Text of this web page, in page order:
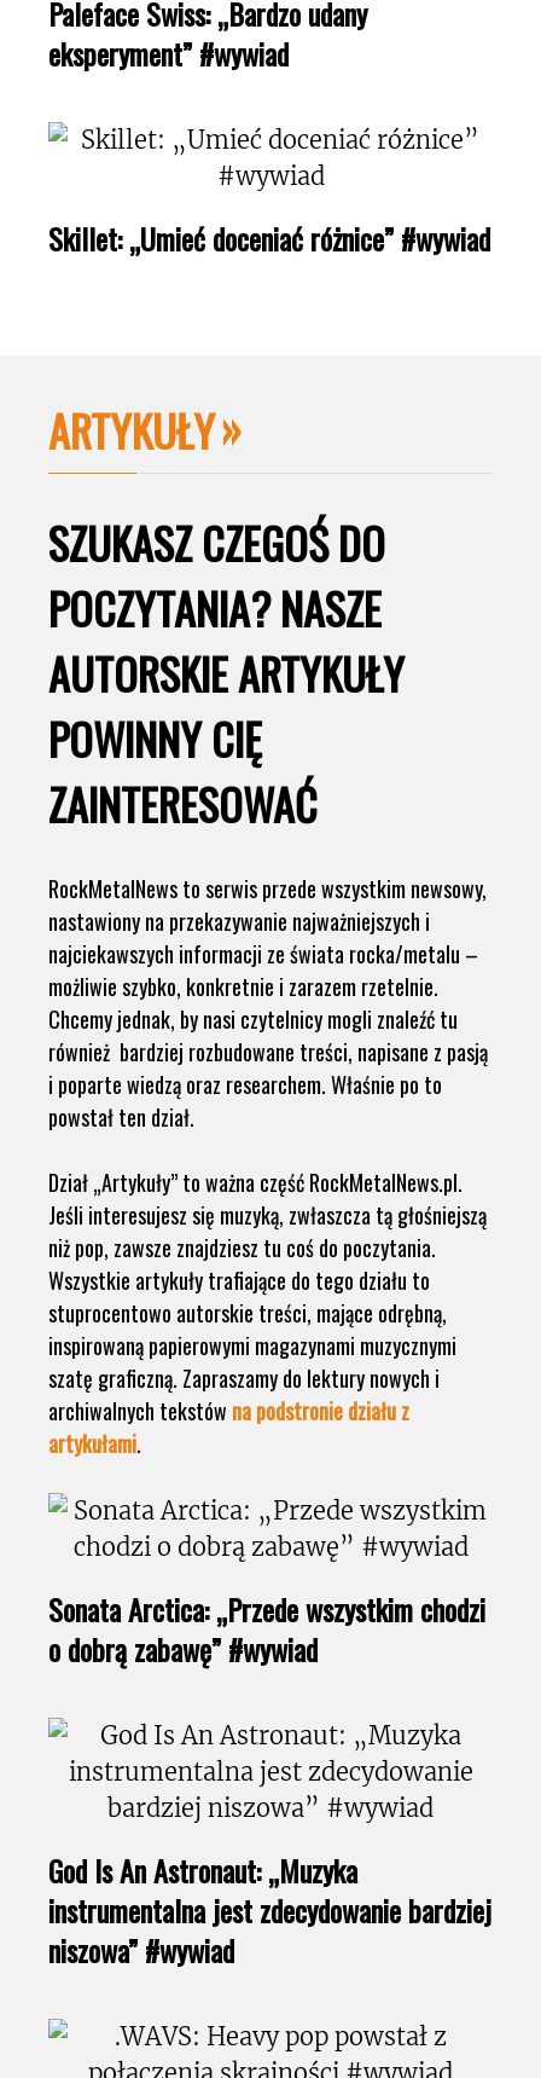
Paleface Swiss: „Bardzo udany
eksperyment” #wywiad
Skillet: „Umieć doceniać różnice” #wywiad
ARTYKUŁY
SZUKASZ CZEGOŚ DO
POCZYTANIA? NASZE
AUTORSKIE ARTYKUŁY
POWINNY CIĘ
ZAINTERESOWAĆ
RockMetalNews to serwis przede wszystkim newsowy,
nastawiony na przekazywanie najważniejszych i
najciekawszych informacji ze świata rocka/metalu –
możliwie szybko, konkretnie i zarazem rzetelnie.
Chcemy jednak, by nasi czytelnicy mogli znaleźć tu
również bardziej rozbudowane treści, napisane z pasją
i poparte wiedzą oraz researchem. Właśnie po to
powstał ten dział.
Dział „Artykuły” to ważna część RockMetalNews.pl.
Jeśli interesujesz się muzyką, zwłaszcza tą głośniejszą
niż pop, zawsze znajdziesz tu coś do poczytania.
Wszystkie artykuły trafiające do tego działu to
stuprocentowo autorskie treści, mające odrębną,
inspirowaną papierowymi magazynami muzycznymi
szatę graficzną. Zapraszamy do lektury nowych i
archiwalnych tekstów na podstronie działu z
artykułami.
Sonata Arctica: „Przede wszystkim chodzi
o dobrą zabawę” #wywiad
God Is An Astronaut: „Muzyka
instrumentalna jest zdecydowanie bardziej
niszowa” #wywiad